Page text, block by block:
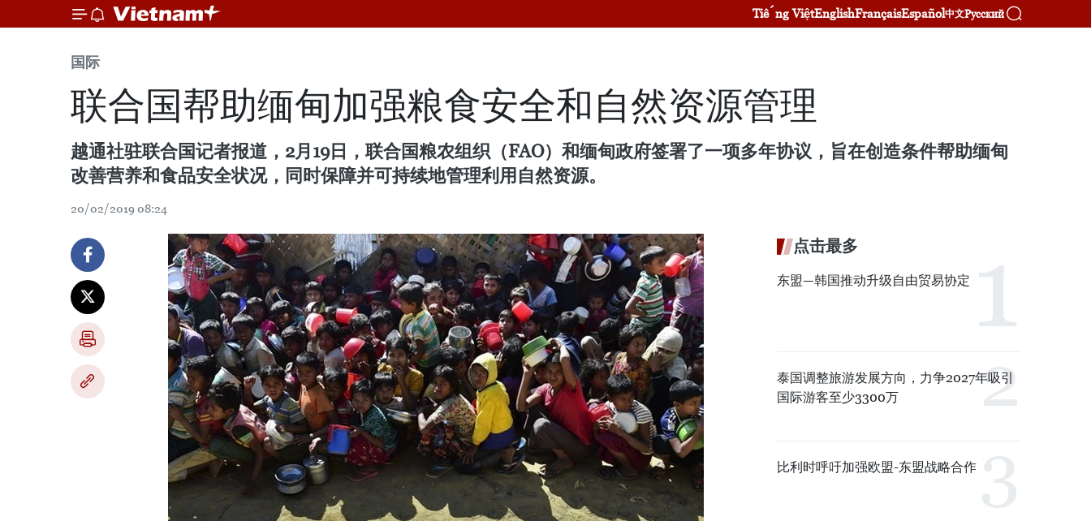
Tiếng ViệtEnglishFrançaisEspañol中文Русский
国际
联合国帮助缅甸加强粮食安全和自然资源管理
越通社驻联合国记者报道，2月19日，联合国粮农组织（FAO）和缅甸政府签署了一项多年协议，旨在创造条件帮助缅甸
改善营养和食品安全状况，同时保障并可持续地管理利用自然资源。
20/02/2019 08:24
点击最多
东盟—韩国推动升级自由贸易协定
泰国调整旅游发展方向，力争2027年吸引
国际游客至少3300万
比利时呼吁加强欧盟-东盟战略合作